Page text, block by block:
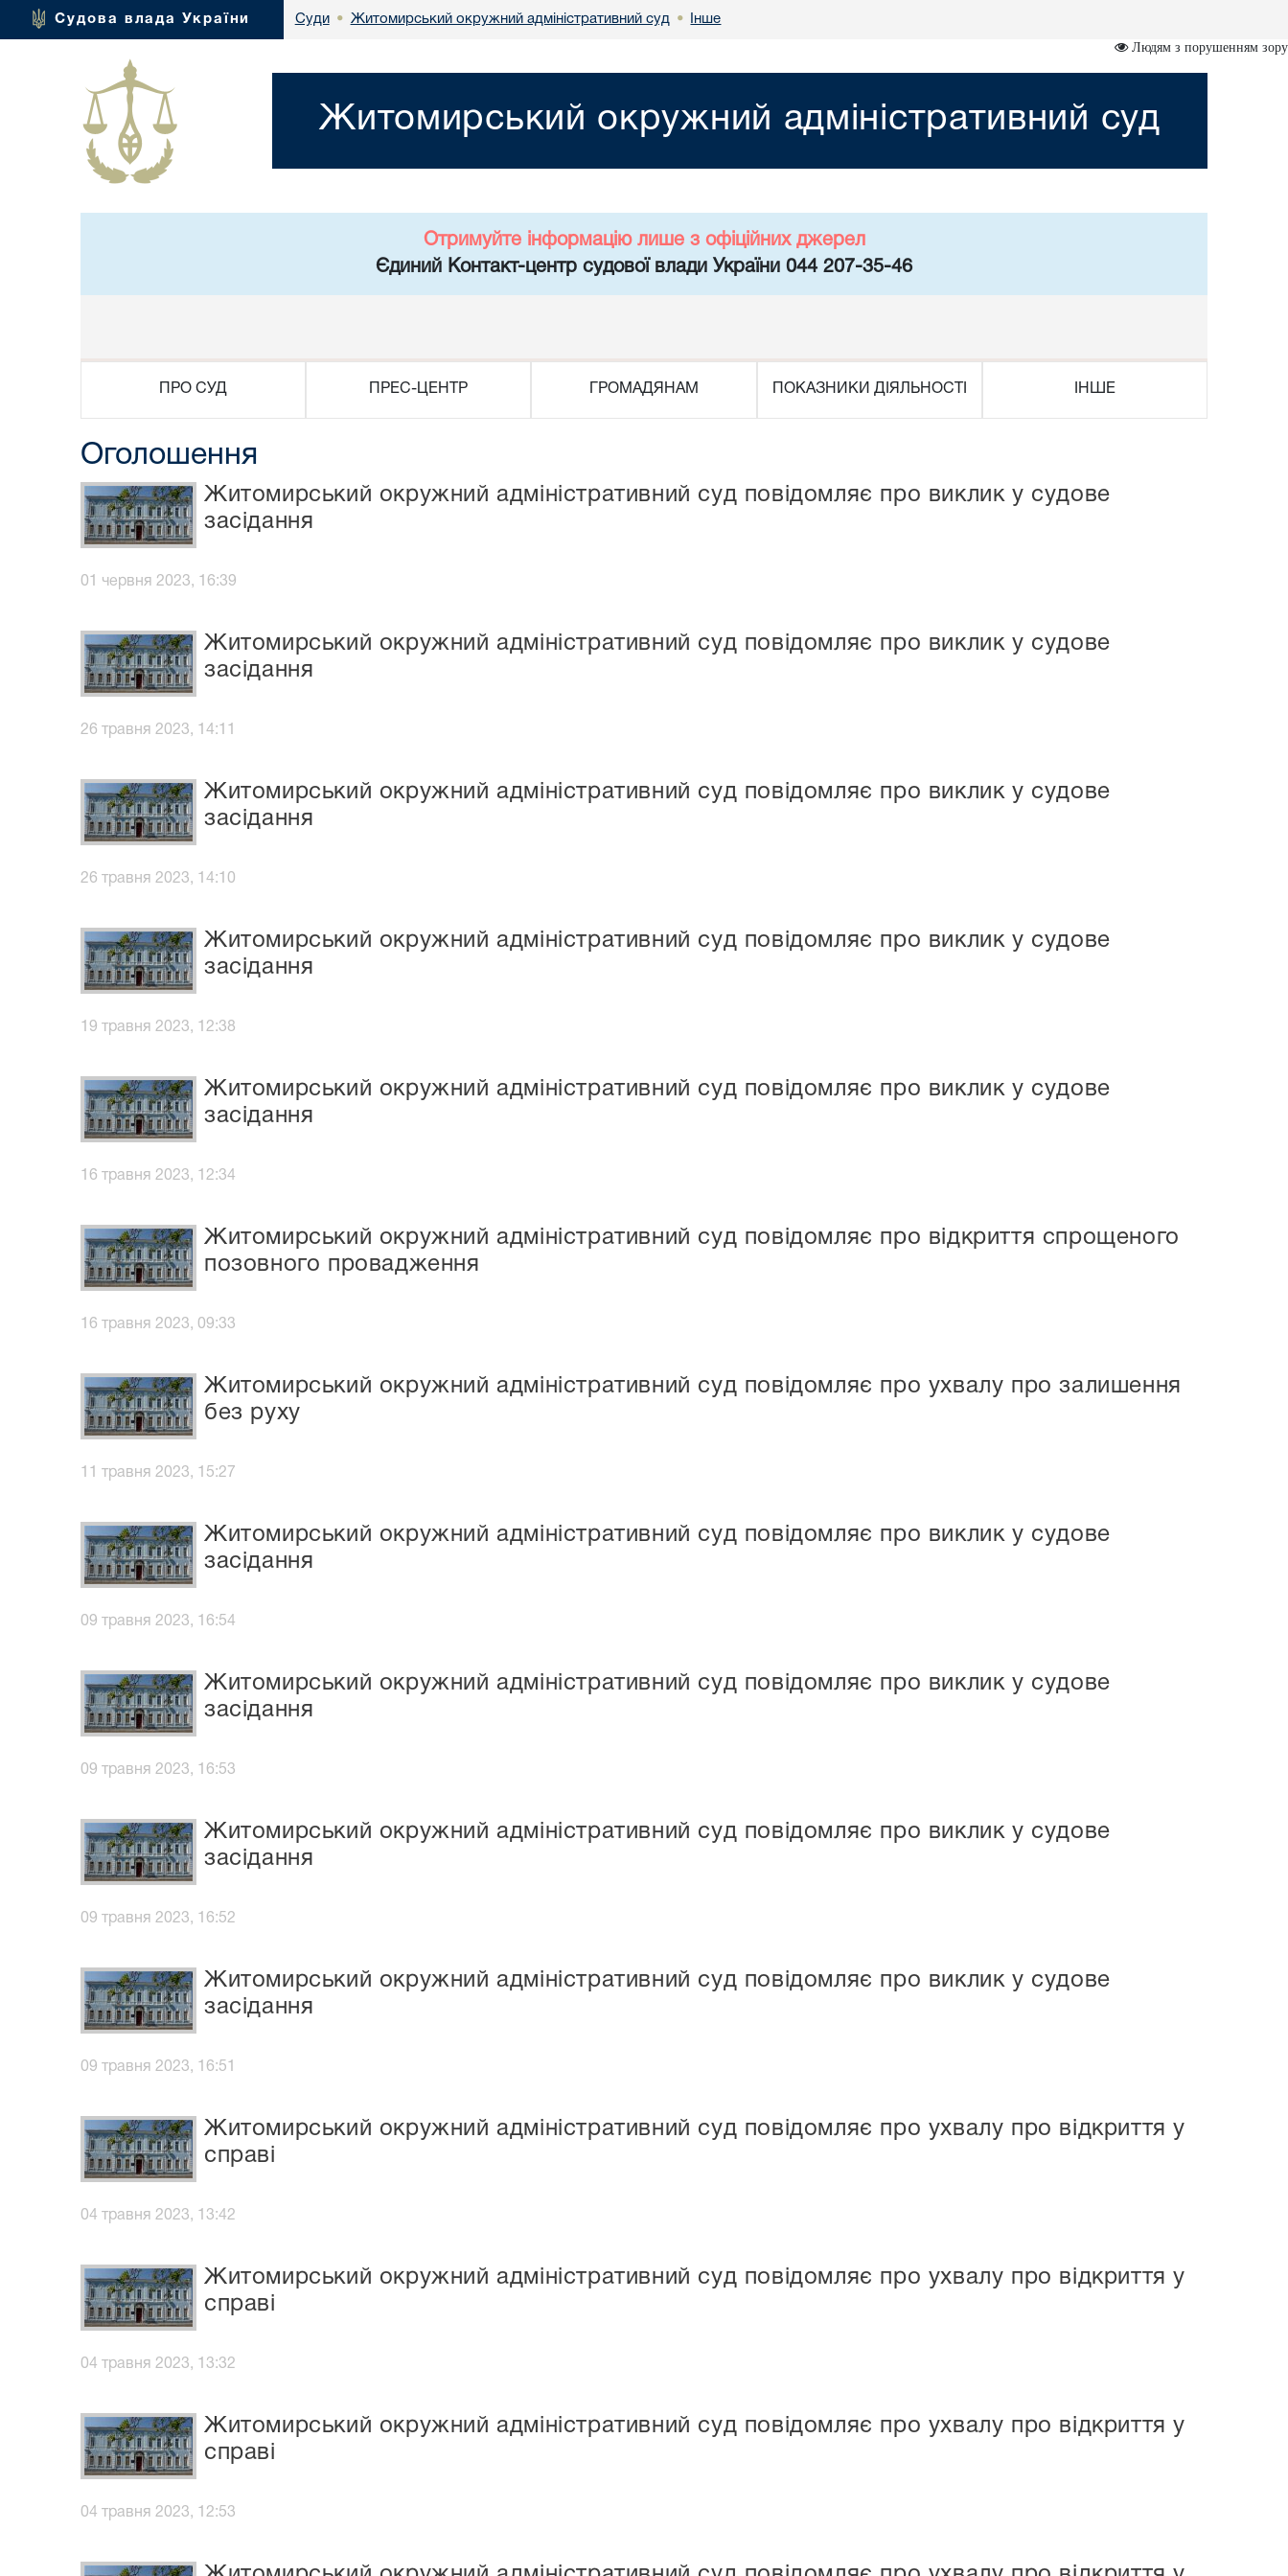
Судова влада України Суди • Житомирський окружний адміністративний суд • Інше
Людям з порушенням зору
Житомирський окружний адміністративний суд
Отримуйте інформацію лише з офіційних джерел
Єдиний Контакт-центр судової влади України 044 207-35-46
ПРО СУД ПРЕС-ЦЕНТР ГРОМАДЯНАМ ПОКАЗНИКИ ДІЯЛЬНОСТІ ІНШЕ
Оголошення
Житомирський окружний адміністративний суд повідомляє про виклик у судове
засідання
01 червня 2023, 16:39
Житомирський окружний адміністративний суд повідомляє про виклик у судове
засідання
26 травня 2023, 14:11
Житомирський окружний адміністративний суд повідомляє про виклик у судове
засідання
26 травня 2023, 14:10
Житомирський окружний адміністративний суд повідомляє про виклик у судове
засідання
19 травня 2023, 12:38
Житомирський окружний адміністративний суд повідомляє про виклик у судове
засідання
16 травня 2023, 12:34
Житомирський окружний адміністративний суд повідомляє про відкриття спрощеного
позовного провадження
16 травня 2023, 09:33
Житомирський окружний адміністративний суд повідомляє про ухвалу про залишення
без руху
11 травня 2023, 15:27
Житомирський окружний адміністративний суд повідомляє про виклик у судове
засідання
09 травня 2023, 16:54
Житомирський окружний адміністративний суд повідомляє про виклик у судове
засідання
09 травня 2023, 16:53
Житомирський окружний адміністративний суд повідомляє про виклик у судове
засідання
09 травня 2023, 16:52
Житомирський окружний адміністративний суд повідомляє про виклик у судове
засідання
09 травня 2023, 16:51
Житомирський окружний адміністративний суд повідомляє про ухвалу про відкриття у
справі
04 травня 2023, 13:42
Житомирський окружний адміністративний суд повідомляє про ухвалу про відкриття у
справі
04 травня 2023, 13:32
Житомирський окружний адміністративний суд повідомляє про ухвалу про відкриття у
справі
04 травня 2023, 12:53